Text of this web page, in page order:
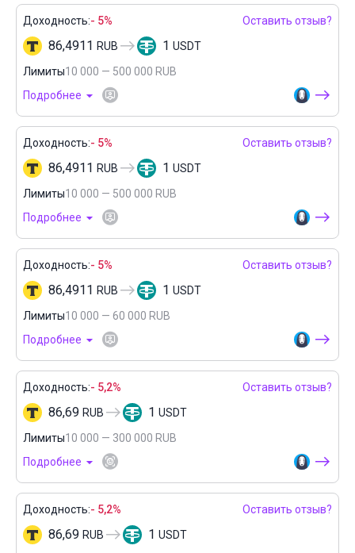
Доходность:- 5% Оставить отзыв?
86,4911 RUB 1 USDT
Лимиты10 000 — 500 000 RUB
Подробнее
Доходность:- 5% Оставить отзыв?
86,4911 RUB 1 USDT
Лимиты10 000 — 500 000 RUB
Подробнее
Доходность:- 5% Оставить отзыв?
86,4911 RUB 1 USDT
Лимиты10 000 — 60 000 RUB
Подробнее
Доходность:- 5,2% Оставить отзыв?
86,69 RUB 1 USDT
Лимиты10 000 — 300 000 RUB
Подробнее
Доходность:- 5,2% Оставить отзыв?
86,69 RUB 1 USDT